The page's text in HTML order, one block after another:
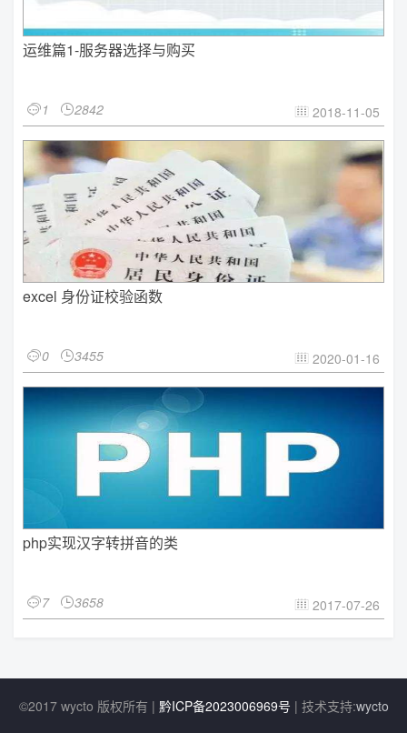
运维篇1-服务器选择与购买
1 2842  2018-11-05
excel 身份证校验函数
0 3455  2020-01-16
php实现汉字转拼音的类
7 3658  2017-07-26
©2017 wycto 版权所有 | 黔ICP备2023006969号 | 技术支持:wycto